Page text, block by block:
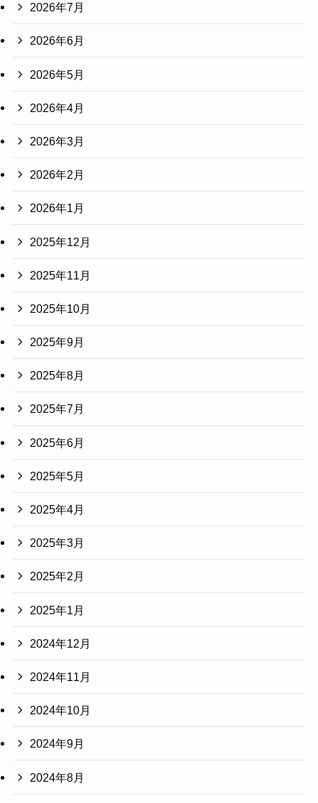
2026年7月
2026年6月
2026年5月
2026年4月
2026年3月
2026年2月
2026年1月
2025年12月
2025年11月
2025年10月
2025年9月
2025年8月
2025年7月
2025年6月
2025年5月
2025年4月
2025年3月
2025年2月
2025年1月
2024年12月
2024年11月
2024年10月
2024年9月
2024年8月